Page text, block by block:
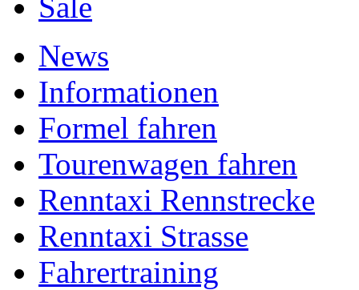
News
Informationen
Formel fahren
Tourenwagen fahren
Renntaxi Rennstrecke
Renntaxi Strasse
Fahrertraining